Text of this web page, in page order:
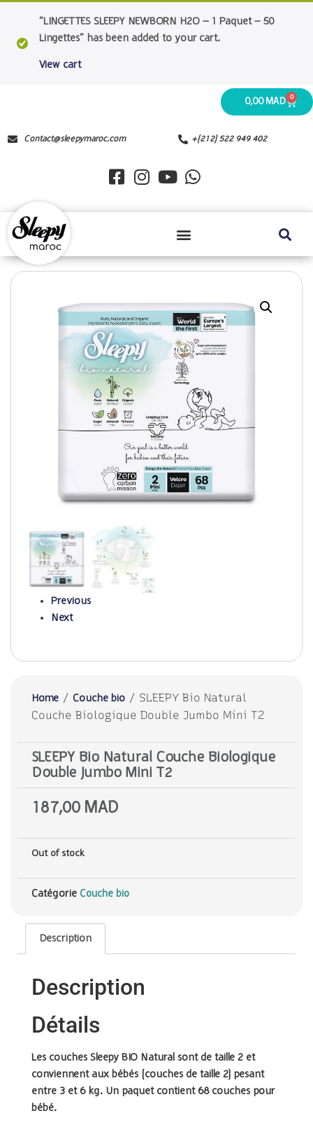
View cart
“LINGETTES SLEEPY NEWBORN H2O – 1 Paquet – 50
Lingettes” has been added to your cart.
+(212) 522 949 402
Contact@sleepymaroc.com
0,00 MAD 0
Previous
Next
Home / Couche bio / SLEEPY Bio Natural
Couche Biologique Double Jumbo Mini T2
SLEEPY Bio Natural Couche Biologique
Double Jumbo Mini T2
187,00 MAD
Out of stock
Catégorie Couche bio
Description
Description
Détails
Les couches Sleepy BIO Natural sont de taille 2 et
conviennent aux bébés (couches de taille 2) pesant
entre 3 et 6 kg. Un paquet contient 68 couches pour
bébé.